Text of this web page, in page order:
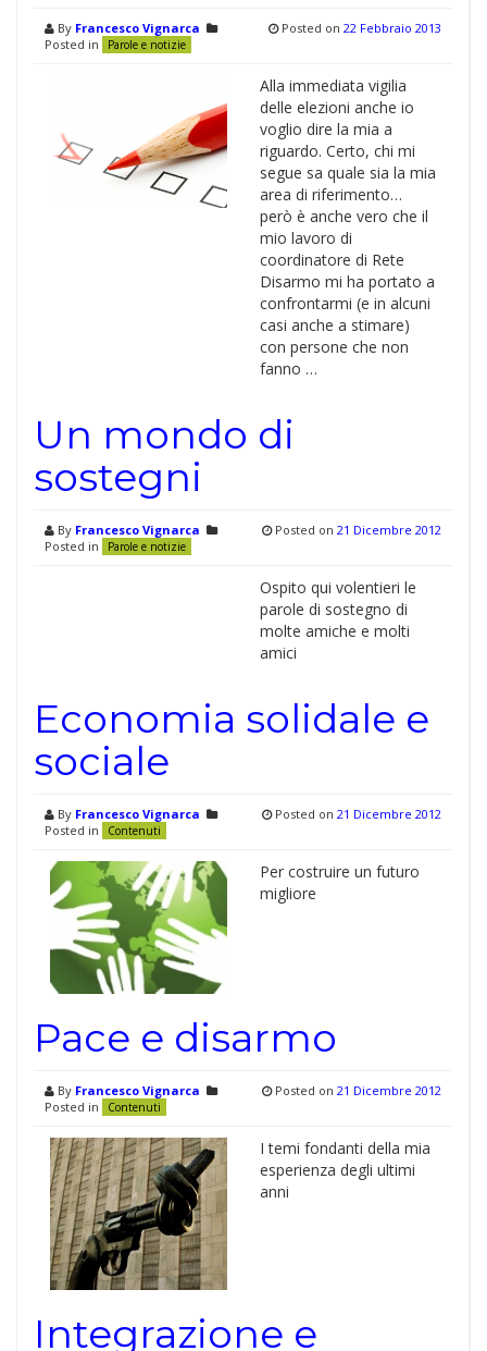
By Francesco Vignarca
Posted in
Parole e notizie
Posted on 22 Febbraio 2013
Alla immediata vigilia
delle elezioni anche io
voglio dire la mia a
riguardo. Certo, chi mi
segue sa quale sia la mia
area di riferimento…
però è anche vero che il
mio lavoro di
coordinatore di Rete
Disarmo mi ha portato a
confrontarmi (e in alcuni
casi anche a stimare)
con persone che non
fanno …
Un mondo di
sostegni
By Francesco Vignarca
Posted in
Parole e notizie
Posted on 21 Dicembre 2012
Ospito qui volentieri le
parole di sostegno di
molte amiche e molti
amici
Economia solidale e
sociale
By Francesco Vignarca
Posted in
Contenuti
Posted on 21 Dicembre 2012
Per costruire un futuro
migliore
Pace e disarmo
By Francesco Vignarca
Posted in
Contenuti
Posted on 21 Dicembre 2012
I temi fondanti della mia
esperienza degli ultimi
anni
Integrazione e